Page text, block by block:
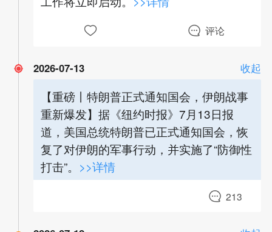
评论
2026-07-13 收起
【重磅丨特朗普正式通知国会，伊朗战事
重新爆发】据《纽约时报》7月13日报
道，美国总统特朗普已正式通知国会，恢
复了对伊朗的军事行动，并实施了“防御性
打击”。 >>详情
213